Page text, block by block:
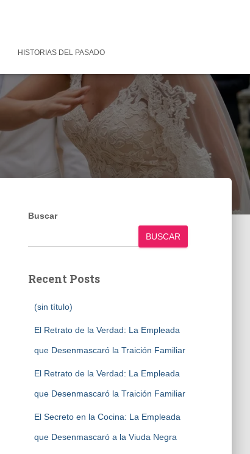
HISTORIAS DEL PASADO
Buscar
BUSCAR
Recent Posts
(sin título)
El Retrato de la Verdad: La Empleada
que Desenmascaró la Traición Familiar
El Retrato de la Verdad: La Empleada
que Desenmascaró la Traición Familiar
El Secreto en la Cocina: La Empleada
que Desenmascaró a la Viuda Negra